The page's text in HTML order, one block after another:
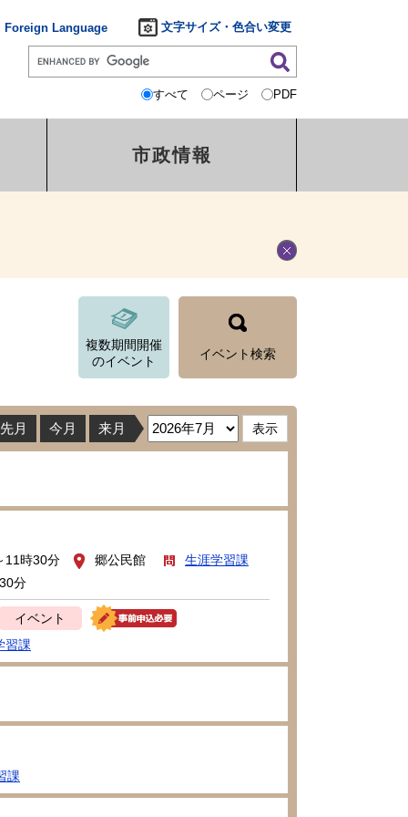
Foreign Language 文字サイズ・色合い変更
すべて ページ PDF
市政情報
複数期間開催
のイベント
イベント検索
先月 今月 来月
11時30分
分
郷公民館 生涯学習課
イベント
習課
課